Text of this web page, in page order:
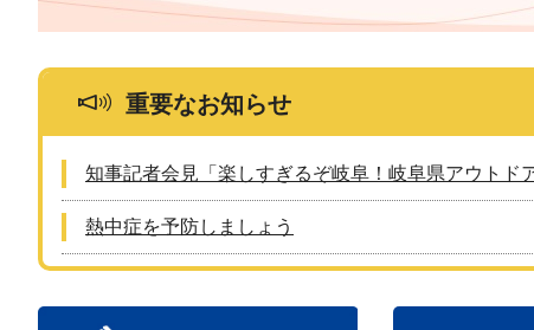
重要なお知らせ
知事記者会見「楽しすぎるぞ岐阜！岐阜県アウトド
熱中症を予防しましょう